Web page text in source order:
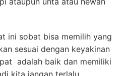
ini sobat bisa memilih yang
sesuai dengan keyakinan
adalah baik dan memiliki
kita jangan terlalu